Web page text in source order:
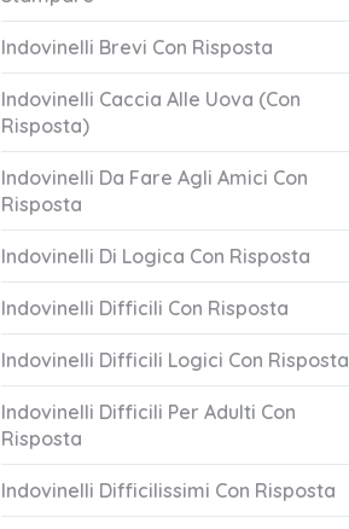
Indovinelli Brevi Con Risposta
Indovinelli Caccia Alle Uova (Con
Risposta)
Indovinelli Da Fare Agli Amici Con
Risposta
Indovinelli Di Logica Con Risposta
Indovinelli Difficili Con Risposta
Indovinelli Difficili Logici Con Risposta
Indovinelli Difficili Per Adulti Con
Risposta
Indovinelli Difficilissimi Con Risposta